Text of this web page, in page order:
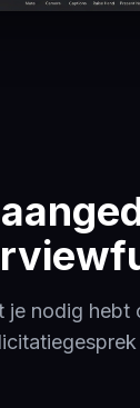
je nodig hebt